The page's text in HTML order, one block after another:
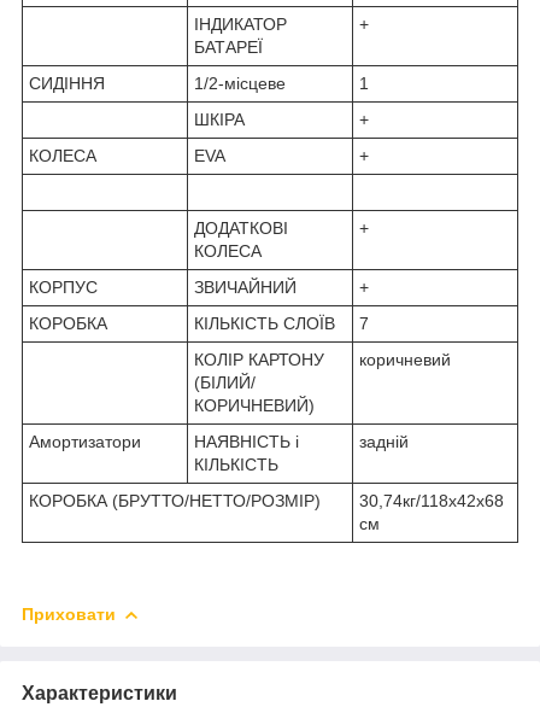
ІНДИКАТОР
БАТАРЕЇ
+
СИДІННЯ 1/2-місцеве
1
ШКІРА
+
КОЛЕСА
EVA +
ДОДАТКОВІ
КОЛЕСА
+
КОРПУС ЗВИЧАЙНИЙ
+
КОРОБКА
КІЛЬКІСТЬ СЛОЇВ
7
КОЛІР КАРТОНУ
(БІЛИЙ/
КОРИЧНЕВИЙ)
коричневий
Амортизатори
НАЯВНІСТЬ і
КІЛЬКІСТЬ
задній
КОРОБКА (БРУТТО/НЕТТО/РОЗМІР)
30,74кг/118х42х68
см
Приховати
Характеристики